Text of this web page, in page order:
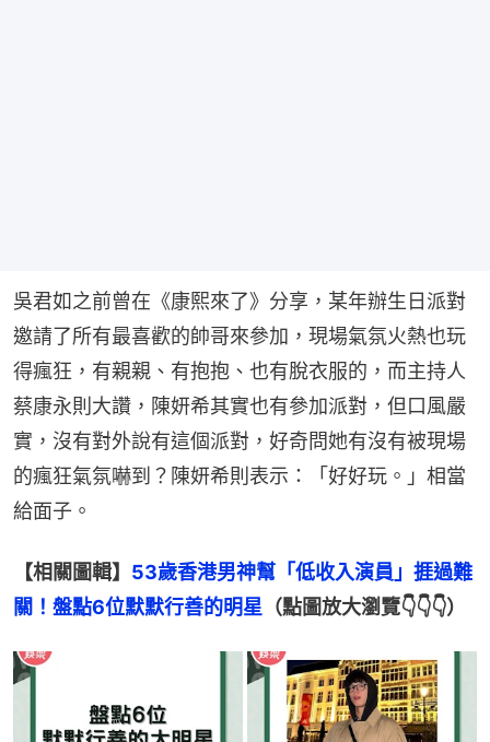
吳君如之前曾在《康熙來了》分享，某年辦生日派對
邀請了所有最喜歡的帥哥來參加，現場氣氛火熱也玩
得瘋狂，有親親、有抱抱、也有脫衣服的，而主持人
蔡康永則大讚，陳妍希其實也有參加派對，但口風嚴
實，沒有對外說有這個派對，好奇問她有沒有被現場
的瘋狂氣氛嚇到？陳妍希則表示：「好好玩。」相當
給面子。
【相關圖輯】 53歲香港男神幫「低收入演員」捱過難
關！盤點6位默默行善的明星 （點圖放大瀏覽👇👇👇）